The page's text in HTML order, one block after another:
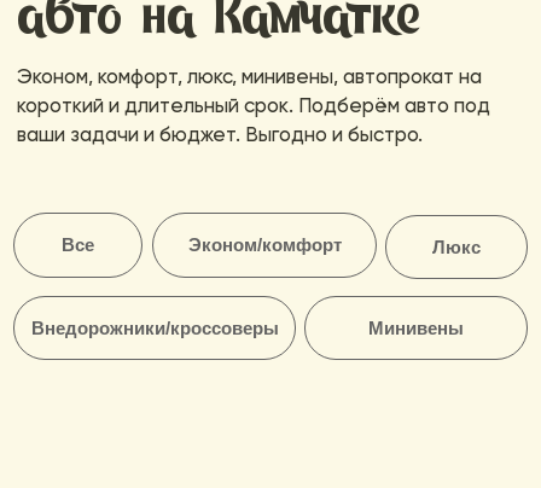
Минивены
Внедорожники/кроссоверы
Подберём авто за 3 минуты
по самымвыгодным
условиям